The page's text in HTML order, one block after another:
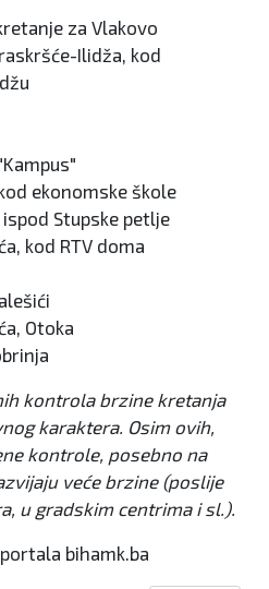
za Vlakovo
Ilidža, kod
ekonomske škole
Stupske petlje
kod RTV doma
Otoka
kontrola brzine kretanja
karaktera. Osim ovih,
kontrole, posebno na
veće brzine (poslije
u gradskim centrima i sl.).
bihamk.ba